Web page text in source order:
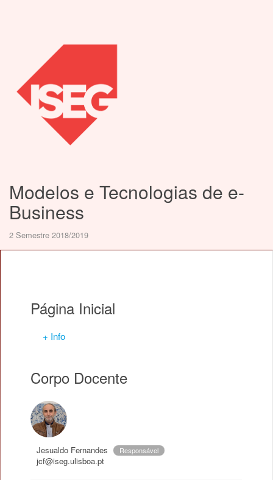
Modelos e Tecnologias de e-
Business
2 Semestre 2018/2019
Página Inicial
+ Info
Corpo Docente
Jesualdo Fernandes Responsável
jcf@iseg.ulisboa.pt